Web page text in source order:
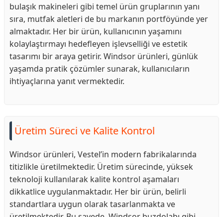
bulaşık makineleri gibi temel ürün gruplarının yanı
sıra, mutfak aletleri de bu markanın portföyünde yer
almaktadır. Her bir ürün, kullanıcının yaşamını
kolaylaştırmayı hedefleyen işlevselliği ve estetik
tasarımı bir araya getirir. Windsor ürünleri, günlük
yaşamda pratik çözümler sunarak, kullanıcıların
ihtiyaçlarına yanıt vermektedir.
Üretim Süreci ve Kalite Kontrol
Windsor ürünleri, Vestel’in modern fabrikalarında
titizlikle üretilmektedir. Üretim sürecinde, yüksek
teknoloji kullanılarak kalite kontrol aşamaları
dikkatlice uygulanmaktadır. Her bir ürün, belirli
standartlara uygun olarak tasarlanmakta ve